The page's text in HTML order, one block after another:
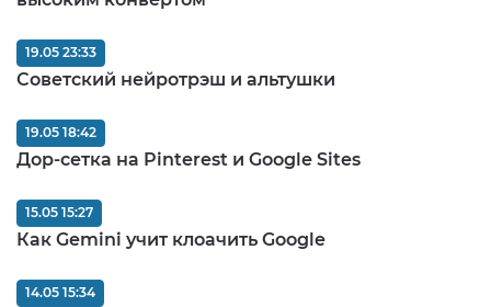
Советский нейротрэш и альтушки
19.05 23:33
Дор-сетка на Pinterest и Google Sites
19.05 18:42
Как Gemini учит клоачить Google
15.05 15:27
14.05 15:34